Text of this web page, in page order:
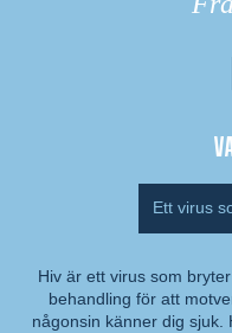
Ett virus
Kommentar:
Hiv är ett virus som
behandling för att
någonsin känner dig sjuk.